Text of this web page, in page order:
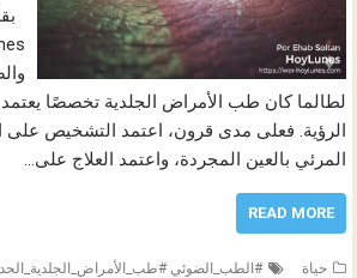
لطالما كان طب الأمراض الجلدية تخصصًا
الرؤية. فعلى مدى قرون، اعتمد التشخيص على
المرئي بالعين المجردة، واعتمد العلاج على…
READ MORE
حياة